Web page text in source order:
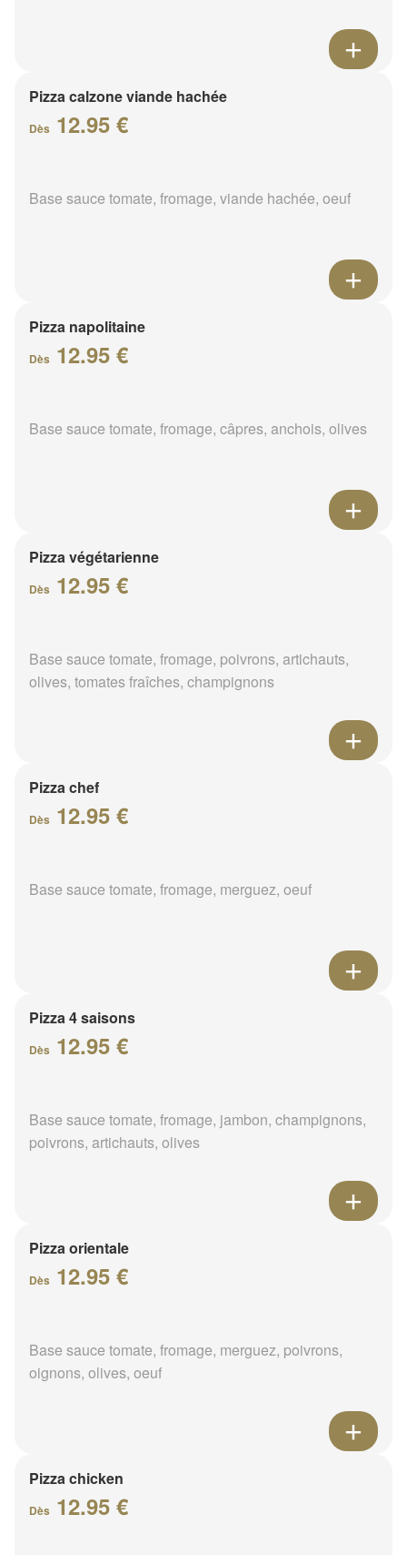
Pizza calzone viande hachée
Dès 12.95 €
Base sauce tomate, fromage, viande hachée, oeuf
Pizza napolitaine
Dès 12.95 €
Base sauce tomate, fromage, câpres, anchois, olives
Pizza végétarienne
Dès 12.95 €
Base sauce tomate, fromage, poivrons, artichauts,
olives, tomates fraîches, champignons
Pizza chef
Dès 12.95 €
Base sauce tomate, fromage, merguez, oeuf
Pizza 4 saisons
Dès 12.95 €
Base sauce tomate, fromage, jambon, champignons,
poivrons, artichauts, olives
Pizza orientale
Dès 12.95 €
Base sauce tomate, fromage, merguez, poivrons,
oignons, olives, oeuf
Pizza chicken
Dès 12.95 €